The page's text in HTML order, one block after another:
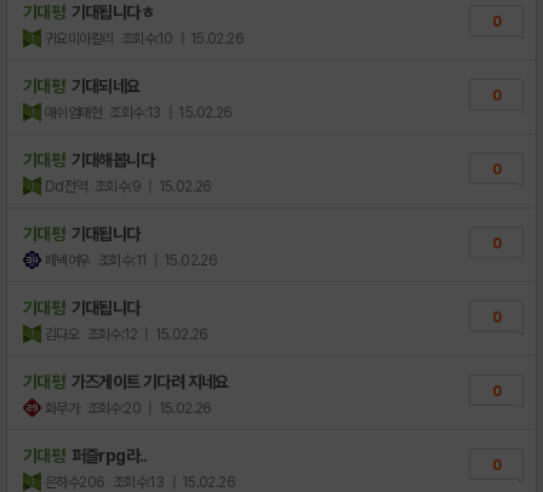
기대평 기대됩니다ㅎ
귀요미아칼리 조회수:10 | 15.02.26
0
기대평 기대되네요
애쉬엄태현 조회수:13 | 15.02.26
0
기대평 기대해봅니다
Dd전역 조회수:9 | 15.02.26
0
기대평 기대됩니다
페넥여우 조회수:11 | 15.02.26
0
기대평 기대됩니다
김다오 조회수:12 | 15.02.26
0
기대평 가즈게이트 기다려 지네요
화무가 조회수:20 | 15.02.26
0
기대평 퍼즐rpg라..
은하수206 조회수:13 | 15.02.26
0